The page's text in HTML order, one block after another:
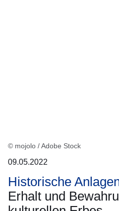
© mojolo / Adobe Stock
09.05.2022
Historische
Erhalt und